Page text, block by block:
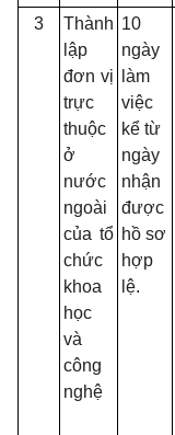
3
Thành
lập
đơn vị
trực
thuộc
ở
nước
ngoài
của tổ
chức
khoa
học
và
công
nghệ
10
ngày
làm
việc
kể từ
ngày
nhận
được
hồ sơ
hợp
lệ.